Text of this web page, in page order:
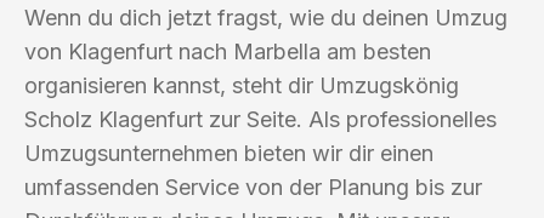
Wenn du dich jetzt fragst, wie du deinen Umzug
von Klagenfurt nach Marbella am besten
organisieren kannst, steht dir Umzugskönig
Scholz Klagenfurt zur Seite. Als professionelles
Umzugsunternehmen bieten wir dir einen
umfassenden Service von der Planung bis zur